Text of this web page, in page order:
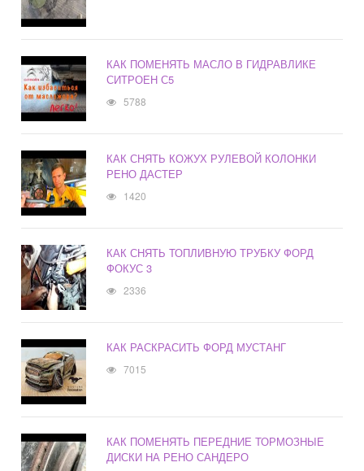
КАК ПОМЕНЯТЬ МАСЛО В ГИДРАВЛИКЕ
СИТРОЕН С5
5788
КАК СНЯТЬ КОЖУХ РУЛЕВОЙ КОЛОНКИ
РЕНО ДАСТЕР
1420
КАК СНЯТЬ ТОПЛИВНУЮ ТРУБКУ ФОРД
ФОКУС 3
2336
КАК РАСКРАСИТЬ ФОРД МУСТАНГ
7015
КАК ПОМЕНЯТЬ ПЕРЕДНИЕ ТОРМОЗНЫЕ
ДИСКИ НА РЕНО САНДЕРО